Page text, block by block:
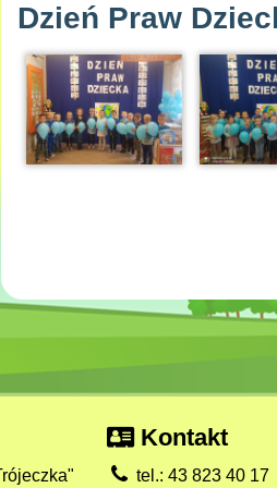
Dzień Praw
Kontakt
tel.: 43 823 40 17